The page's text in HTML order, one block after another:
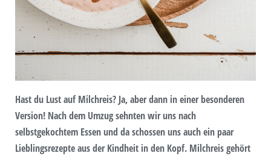
Hast du Lust auf Milchreis? Ja, aber dann in einer besonderen
Version! Nach dem Umzug sehnten wir uns nach
selbstgekochtem Essen und da schossen uns auch ein paar
Lieblingsrezepte aus der Kindheit in den Kopf. Milchreis gehört